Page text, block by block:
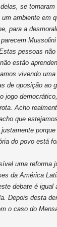
se tornaram
ambiente em
para a
pessoas não
estão
vivendo
de oposição ao
jogo
Acho
que
do povo está
uma reforma
da América
debate é igual
Depois desta
o caso do